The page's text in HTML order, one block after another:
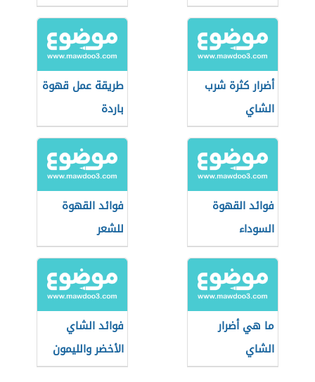
أضرار كثرة شرب
الشاي
طريقة عمل قهوة
باردة
فوائد القهوة
السوداء
فوائد القهوة
للشعر
ما هي أضرار
الشاي
فوائد الشاي
الأخضر والليمون